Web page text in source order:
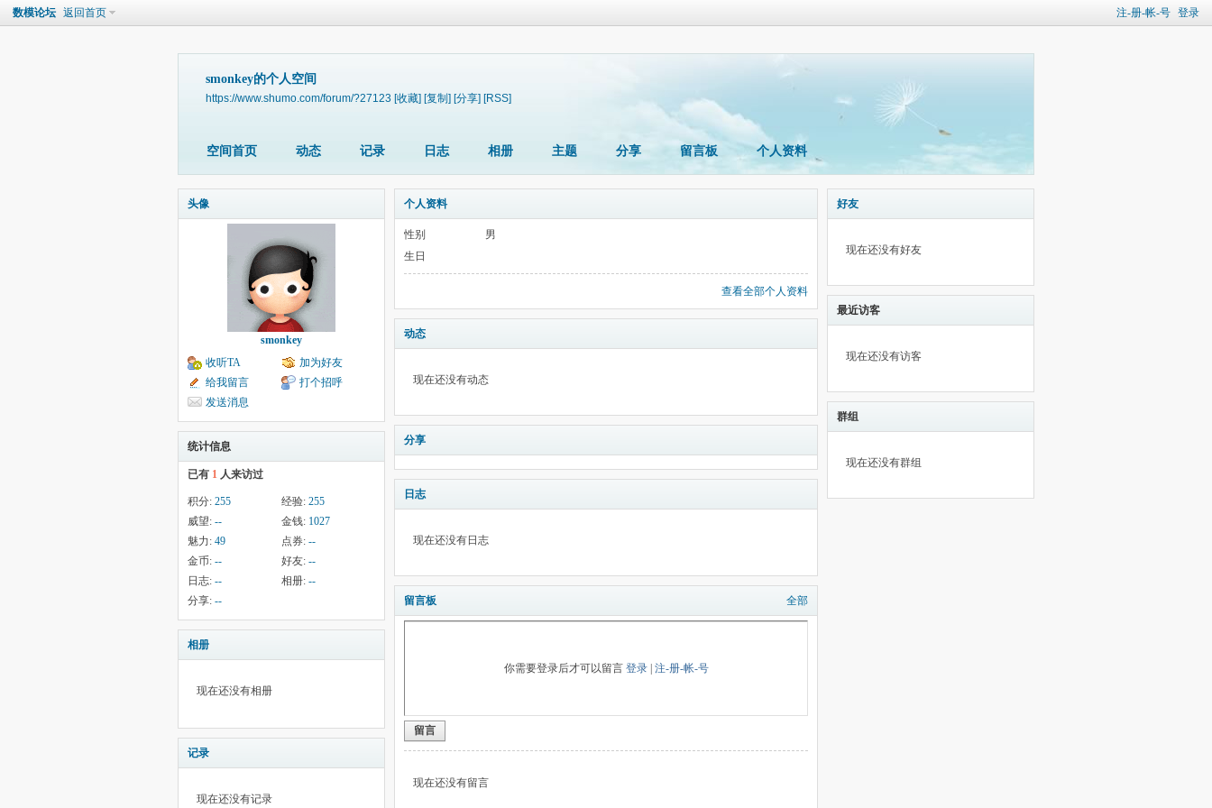
注-册-帐-号 登录
数模论坛 返回首页
smonkey的个人空间
https://www.shumo.com/forum/?27123 [收藏] [复制] [分享] [RSS]
空间首页 动态 记录 日志 相册 主题 分享 留言板 个人资料
头像
smonkey
收听TA
加为好友
给我留言
打个招呼
发送消息
统计信息
已有 1 人来访过
积分: 255 经验: 255
威望: -- 金钱: 1027
魅力: 49 点券: --
金币: -- 好友: --
日志: -- 相册: --
分享: --
相册
现在还没有相册
记录
现在还没有记录
个人资料
性别
男
生日
查看全部个人资料
动态
现在还没有动态
分享
日志
现在还没有日志
留言板 全部
你需要登录后才可以留言 登录| 注-册-帐-号
留言
现在还没有留言
好友
现在还没有好友
最近访客
现在还没有访客
群组
现在还没有群组